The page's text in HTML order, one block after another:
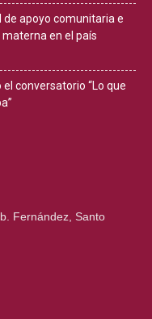
de apoyo comunitaria e
en el país
conversatorio “Lo que
Fernández, Santo